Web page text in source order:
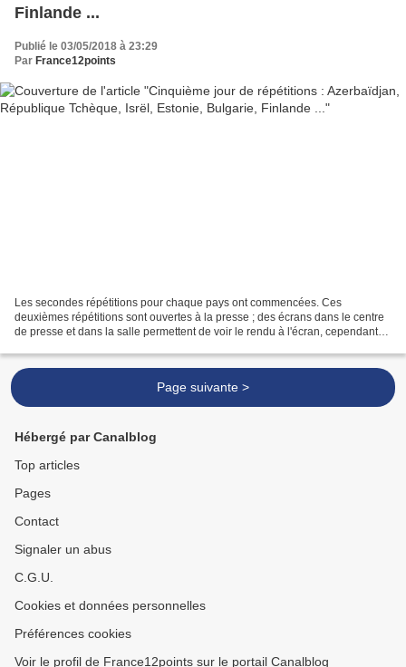
Finlande ...
Publié le 03/05/2018 à 23:29
Par France12points
Les secondes répétitions pour chaque pays ont commencées. Ces
deuxièmes répétitions sont ouvertes à la presse ; des écrans dans le centre
de presse et dans la salle permettent de voir le rendu à l'écran, cependant
Page suivante >
Hébergé par Canalblog
Top articles
Pages
Contact
Signaler un abus
C.G.U.
Cookies et données personnelles
Préférences cookies
Voir le profil de France12points sur le portail Canalblog